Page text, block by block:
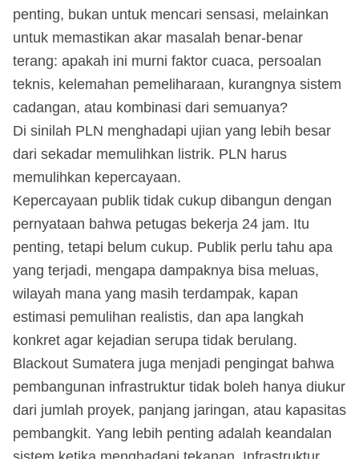
penting, bukan untuk mencari sensasi, melainkan
untuk memastikan akar masalah benar-benar
terang: apakah ini murni faktor cuaca, persoalan
teknis, kelemahan pemeliharaan, kurangnya sistem
cadangan, atau kombinasi dari semuanya?
Di sinilah PLN menghadapi ujian yang lebih besar
dari sekadar memulihkan listrik. PLN harus
memulihkan kepercayaan.
Kepercayaan publik tidak cukup dibangun dengan
pernyataan bahwa petugas bekerja 24 jam. Itu
penting, tetapi belum cukup. Publik perlu tahu apa
yang terjadi, mengapa dampaknya bisa meluas,
wilayah mana yang masih terdampak, kapan
estimasi pemulihan realistis, dan apa langkah
konkret agar kejadian serupa tidak berulang.
Blackout Sumatera juga menjadi pengingat bahwa
pembangunan infrastruktur tidak boleh hanya diukur
dari jumlah proyek, panjang jaringan, atau kapasitas
pembangkit. Yang lebih penting adalah keandalan